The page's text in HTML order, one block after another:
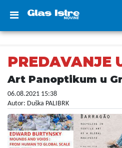
PREDAVANJE
Art Panoptikum u
06.08.2021 15:38
Autor: Duška PALIBRK